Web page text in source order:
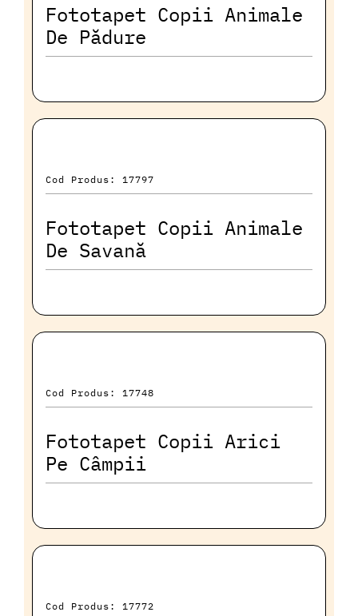
Fototapet Copii Animale
De Pădure
Cod Produs: 17797
Fototapet Copii Animale
De Savană
Cod Produs: 17748
Fototapet Copii Arici
Pe Câmpii
Cod Produs: 17772